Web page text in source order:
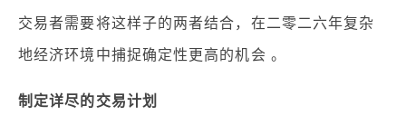
交易者需要将这样子的两者结合，在二零二六年复杂
地经济环境中捕捉确定性更高的机会 。
制定详尽的交易计划